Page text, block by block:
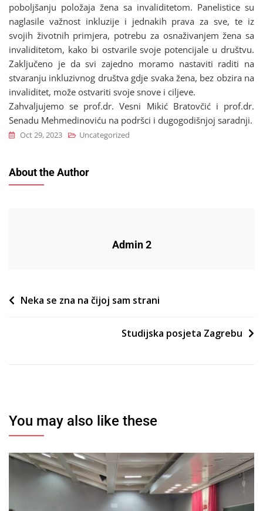
poboljšanju položaja žena sa invaliditetom. Panelistice su
naglasile važnost inkluzije i jednakih prava za sve, te iz
svojih životnih primjera, potrebu za osnaživanjem žena sa
invaliditetom, kako bi ostvarile svoje potencijale u društvu.
Zaključeno je da svi zajedno moramo nastaviti raditi na
stvaranju inkluzivnog društva gdje svaka žena, bez obzira na
invaliditet, može ostvariti svoje snove i ciljeve.
Zahvaljujemo se prof.dr. Vesni Mikić Bratovčić i prof.dr.
Senadu Mehmedinoviću na podršci i dugogodišnjoj saradnji.
Oct 29, 2023 Uncategorized
About the Author
Admin 2
PostNeka se zna na čijoj sam strani
Studijska posjeta Zagrebu
You may also like these